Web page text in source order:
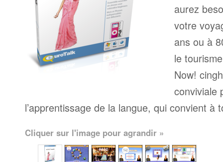
aurez
votre
ans ou à
le
Now!
conviviale
l’apprentissage de la langue, qui convient à
Cliquer sur l'image pour agrandir »